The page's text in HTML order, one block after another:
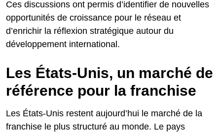
Ces discussions ont permis d’identifier de nouvelles
opportunités de croissance pour le réseau et
d’enrichir la réflexion stratégique autour du
développement international.
Les États-Unis, un marché de
référence pour la franchise
Les États-Unis restent aujourd’hui le marché de la
franchise le plus structuré au monde. Le pays